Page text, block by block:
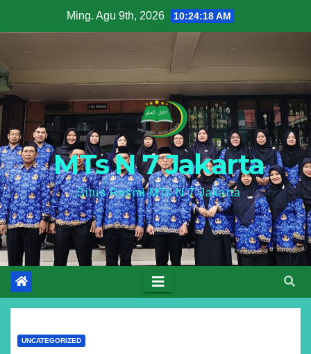
to
Ming. Agu 9th, 2026 10:24:19 AM
MTs N 7 Jakarta
Situs Resmi MTs N 7 Jakarta
UNCATEGORIZED